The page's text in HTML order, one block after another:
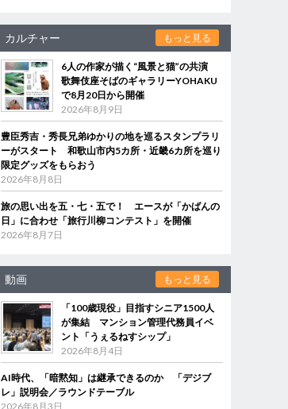
カルチャー もっと見る
6人の作家が描く“風景と猫”の共演
歌舞伎座そばのギャラリーYOHAKU
で8月20日から開催
2026年8月9日
豊臣秀吉・秀長兄弟ゆかりの地を巡るスタンプラリ
ーがスタート 和歌山市内5カ所・近畿6カ所を巡り
限定グッズをもらおう
2026年8月8日
旅の思い出を五・七・五で！ エースが「かばんの
日」に合わせ「旅行川柳コンテスト」を開催
2026年8月7日
動画 もっと見る
「100歳現役」目指すシニア1500人
が集結 マンション管理代務員イベ
ント「うぇるねすシップ」
2026年8月4日
AI時代、「暗黙知」は継承できるのか 「デジブ
レ」説明会／ラウンドテーブル
2026年8月3日